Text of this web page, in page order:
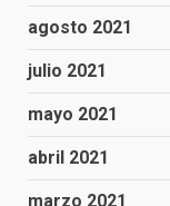
agosto 2021
julio 2021
mayo 2021
abril 2021
marzo 2021